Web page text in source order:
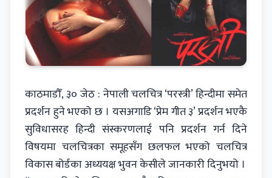
काठमाडौँ, ३० जेठ : नेपाली चलचित्र ‘परस्त्री’ हिन्दीमा समेत
प्रदर्शन हुने भएको छ । यसअगाडि ‘प्रेम गीत ३’ प्रदर्शन भएकै
सुविधासरह हिन्दी संस्करणलाई पनि प्रदर्शन गर्न दिने
विषयमा चलचित्रका समूहसँग छलफल भएको चलचित्र
विकास बोर्डका अध्ययक्ष भुवन केसीले जानकारी दिनुभयो ।